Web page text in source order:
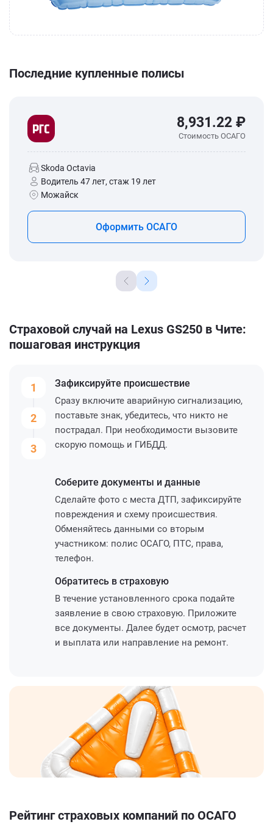
Последние купленные полисы
8,931.22 ₽
Стоимость ОСАГО
Skoda Octavia
Водитель 47 лет, стаж 19 лет
Можайск
Оформить ОСАГО
Страховой случай на Lexus GS250 в Чите:
пошаговая инструкция
1
2
3
Зафиксируйте происшествие
Сразу включите аварийную сигнализацию,
поставьте знак, убедитесь, что никто не
пострадал. При необходимости вызовите
скорую помощь и ГИБДД.
Соберите документы и данные
Сделайте фото с места ДТП, зафиксируйте
повреждения и схему происшествия.
Обменяйтесь данными со вторым
участником: полис ОСАГО, ПТС, права,
телефон.
Обратитесь в страховую
В течение установленного срока подайте
заявление в свою страховую. Приложите
все документы. Далее будет осмотр, расчет
и выплата или направление на ремонт.
Рейтинг страховых компаний по ОСАГО